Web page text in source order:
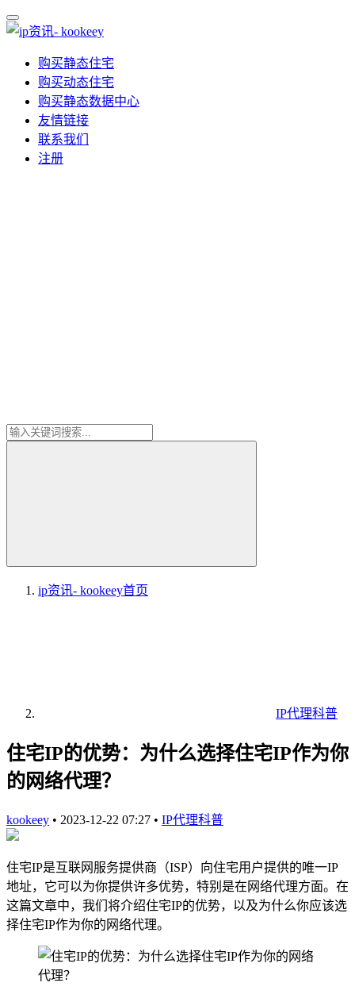
购买静态住宅
购买动态住宅
购买静态数据中心
友情链接
联系我们
注册
ip资讯- kookeey首页
IP代理科普
住宅IP的优势：为什么选择住宅IP作为你
的网络代理？
kookeey • 2023-12-22 07:27 • IP代理科普
住宅IP是互联网服务提供商（ISP）向住宅用户提供的唯一IP
地址，它可以为你提供许多优势，特别是在网络代理方面。在
这篇文章中，我们将介绍住宅IP的优势，以及为什么你应该选
择住宅IP作为你的网络代理。